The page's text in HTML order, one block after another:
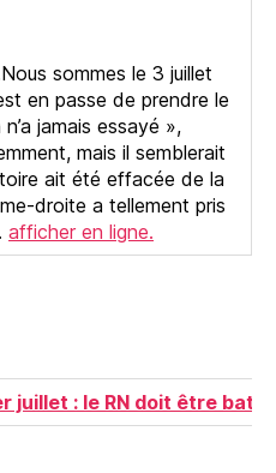
sommes le 3 juillet
en passe de prendre le
jamais essayé »,
mais il semblerait
ait été effacée de la
droite a tellement pris
afficher en ligne.
juillet : le RN doit être battu